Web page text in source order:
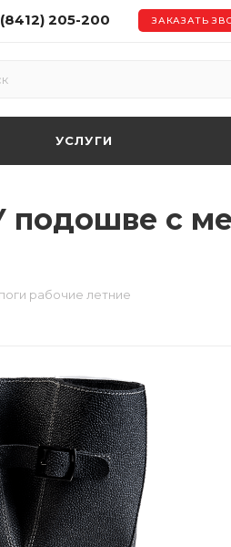
205-200 ЗАКАЗАТЬ
УСЛУГИ
подошве с
рабочие летние